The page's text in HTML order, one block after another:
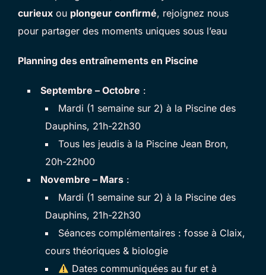
curieux ou plongeur confirmé, rejoignez nous
pour partager des moments uniques sous l’eau
Planning des entraînements en Piscine
Septembre – Octobre :
Mardi (1 semaine sur 2) à la Piscine des
Dauphins, 21h-22h30
Tous les jeudis à la Piscine Jean Bron,
20h-22h00
Novembre – Mars :
Mardi (1 semaine sur 2) à la Piscine des
Dauphins, 21h-22h30
Séances complémentaires : fosse à Claix,
cours théoriques & biologie
Dates communiquées au fur et à